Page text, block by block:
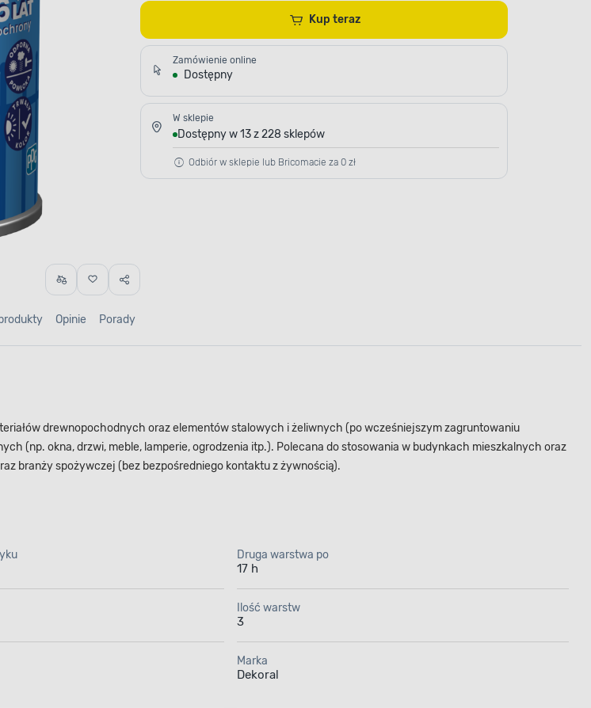
Kup teraz
Zamówienie online
Dostępny
W sklepie
Dostępny w 13 z 228 sklepów
Odbiór w sklepie lub Bricomacie za 0 zł
Opinie Porady
drewnopochodnych oraz elementów stalowych i żeliwnych (po wcześniejszym zagruntowaniu
(np. okna, drzwi, meble, lamperie, ogrodzenia itp.). Polecana do stosowania w budynkach mieszkalnych oraz
branży spożywczej (bez bezpośredniego kontaktu z żywnością).
Druga warstwa po
17 h
Ilość warstw
3
Marka
Dekoral